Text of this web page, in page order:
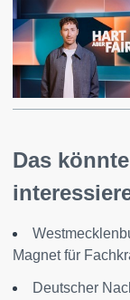
Das
Magnet für
Deutscher